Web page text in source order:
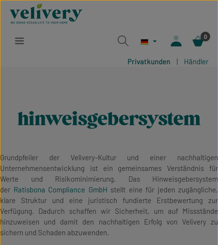
Zum Hauptinhalt springen
0
Privatkunden | Händler
hinweisgeber­system
Grundpfeiler der Velivery-Kultur und einer nachhaltigen
Unternehmensentwicklung ist ein gemeinsames Verständnis für
Werte und Risikominimierung. Das Hinweisgebersystem
der Ratisbona Compliance GmbH stellt eine für jeden zugängliche,
klare Struktur und eine juristisch fundierte Erstbewertung zur
Verfügung. Dadurch schaffen wir Sicherheit, um auf Missstände
hinzuweisen und damit den nachhaltigen Erfolg von Velivery zu
sichern und Schaden abzuwenden.